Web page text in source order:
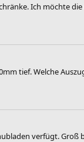
Ich möchte
tief. Welche
verfügt. Groß